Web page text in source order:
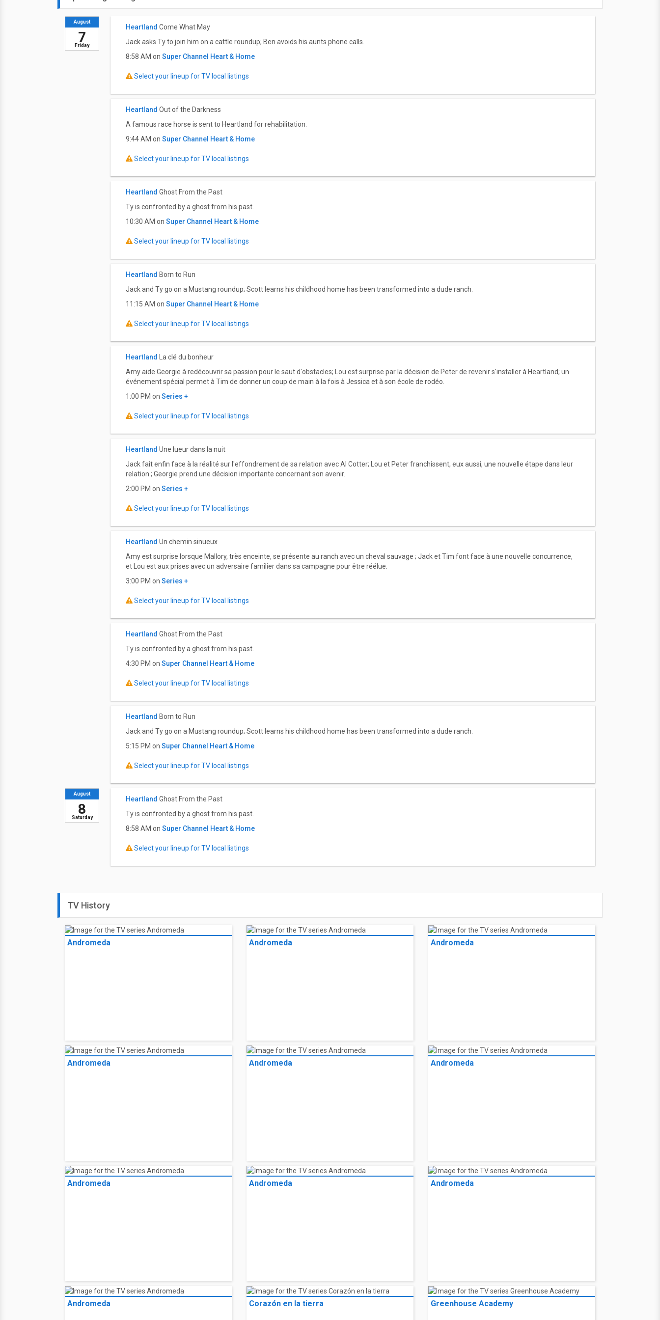
Friday
August
7
Heartland Come What May
Jack asks Ty to join him on a cattle roundup; Ben avoids his aunts phone calls.
8:58 AM on Super Channel Heart & Home
Select your lineup for TV local listings
Heartland Out of the Darkness
A famous race horse is sent to Heartland for rehabilitation.
9:44 AM on Super Channel Heart & Home
Select your lineup for TV local listings
Heartland Ghost From the Past
Ty is confronted by a ghost from his past.
10:30 AM on Super Channel Heart & Home
Select your lineup for TV local listings
Heartland Born to Run
Jack and Ty go on a Mustang roundup; Scott learns his childhood home has been transformed into a dude ranch.
11:15 AM on Super Channel Heart & Home
Select your lineup for TV local listings
Heartland
La clé du bonheur
Amy aide Georgie à redécouvrir sa passion pour le saut d'obstacles; Lou est surprise par la décision de Peter de revenir s'installer à Heartland; un
événement spécial permet à Tim de donner un coup de main à la fois à Jessica et à son école de rodéo.
1:00 PM on Series +
Select your lineup for TV local listings
Heartland Une lueur dans la nuit
Jack fait enfin face à la réalité sur l'effondrement de sa relation avec Al Cotter; Lou et Peter franchissent, eux aussi, une nouvelle étape dans leur
relation ; Georgie prend une décision importante concernant son avenir.
2:00 PM on Series +
Select your lineup for TV local listings
Heartland Un chemin sinueux
Amy est surprise lorsque Mallory, très enceinte, se présente au ranch avec un cheval sauvage ; Jack et Tim font face à une nouvelle concurrence,
et Lou est aux prises avec un adversaire familier dans sa campagne pour être réélue.
3:00 PM on Series +
Select your lineup for TV local listings
Heartland Ghost From the Past
Ty is confronted by a ghost from his past.
4:30 PM on Super Channel Heart & Home
Select your lineup for TV local listings
Heartland Born to Run
Jack and Ty go on a Mustang roundup; Scott learns his childhood home has been transformed into a dude ranch.
5:15 PM on Super Channel Heart & Home
Select your lineup for TV local listings
Saturday
August
8
Heartland Ghost From the Past
Ty is confronted by a ghost from his past.
8:58 AM on Super Channel Heart & Home
Select your lineup for TV local listings
TV History
Andromeda Andromeda Andromeda
Andromeda Andromeda Andromeda
Andromeda Andromeda Andromeda
Andromeda Corazón en la tierra Greenhouse Academy